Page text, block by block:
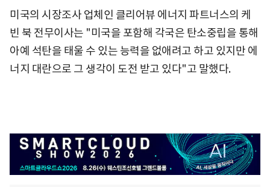
미국의 시장조사 업체인 클리어뷰 에너지 파트너스의 케
빈 북 전무이사는 "미국을 포함해 각국은 탄소중립을 통해
아예 석탄을 태울 수 있는 능력을 없애려고 하고 있지만 에
너지 대란으로 그 생각이 도전 받고 있다"고 말했다.